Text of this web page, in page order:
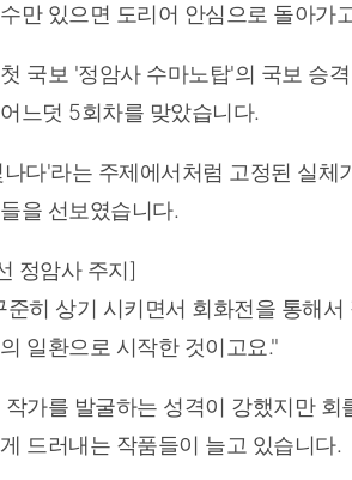
만 있으면 도리어 안심으로 돌아가
국보 '정암사 수마노탑'의 국보 승
느덧 5회차를 맞았습니다.
다'라는 주제에서처럼 고정된 실체
을 선보였습니다.
정암사 주지]
준히 상기 시키면서 회화전을 통해
일환으로 시작한 것이고요."
작가를 발굴하는 성격이 강했지만
드러내는 작품들이 늘고 있습니다.